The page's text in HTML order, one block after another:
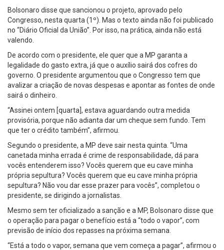
Bolsonaro disse que sancionou o projeto, aprovado pelo
Congresso, nesta quarta (1º). Mas o texto ainda não foi publicado
no “Diário Oficial da União”. Por isso, na prática, ainda não está
valendo.
De acordo com o presidente, ele quer que a MP garanta a
legalidade do gasto extra, já que o auxílio sairá dos cofres do
governo. O presidente argumentou que o Congresso tem que
avalizar a criação de novas despesas e apontar as fontes de onde
sairá o dinheiro.
“Assinei ontem [quarta], estava aguardando outra medida
provisória, porque não adianta dar um cheque sem fundo. Tem
que ter o crédito também”, afirmou.
Segundo o presidente, a MP deve sair nesta quinta. “Uma
canetada minha errada é crime de responsabilidade, dá para
vocês entenderem isso? Vocês querem que eu cave minha
própria sepultura? Vocês querem que eu cave minha própria
sepultura? Não vou dar esse prazer para vocês”, completou o
presidente, se dirigindo a jornalistas.
Mesmo sem ter oficializado a sanção e a MP, Bolsonaro disse que
o operação para pagar o benefício está a “todo o vapor”, com
previsão de início dos repasses na próxima semana.
“Está a todo o vapor, semana que vem começa a pagar”, afirmou o